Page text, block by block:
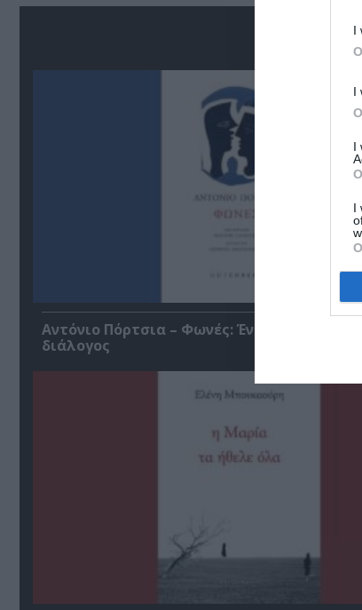
I
I
I
I
Αντόνιο Πόρτσια – Φωνές: Ένα βιβλίο ως
διάλογος